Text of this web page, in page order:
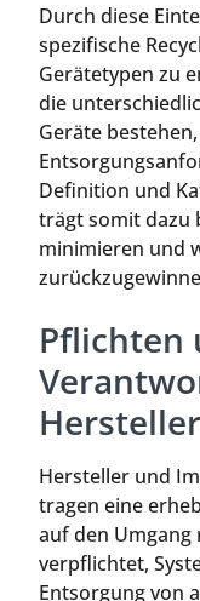
Durch diese
spezifische
Gerätetypen zu
die
Geräte
Definition und
trägt somit dazu
minimieren und
Pflichten
Hersteller und
tragen eine
auf den Umgang
verpflichtet,
Entsorgung von